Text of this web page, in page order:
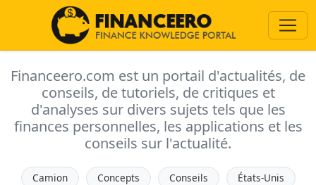
Financeero.com est un portail d'actualités, de
conseils, de tutoriels, de critiques et
d'analyses sur divers sujets tels que les
finances personnelles, les applications et les
conseils sur l'actualité.
Camion Concepts Conseils États-Unis